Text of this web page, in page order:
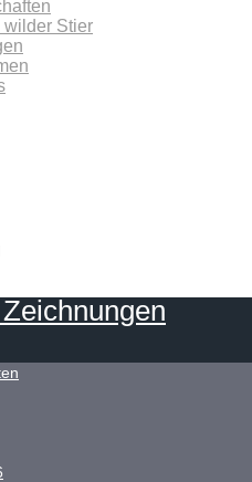
wilder Stier
Zeichnungen